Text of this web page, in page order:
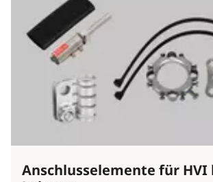
Anschlusselemente für